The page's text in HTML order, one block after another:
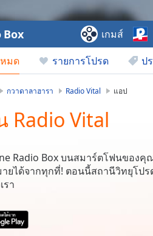
มด รายการโปรด ป
Box เกมส์
กวาดาลาฮารา Radio Vital แอป
Radio Vital
Radio Box บนสมาร์ตโฟนของคุ
ยได้จากทุกที่! ตอนนี้สถานีวิทยุโป
รา